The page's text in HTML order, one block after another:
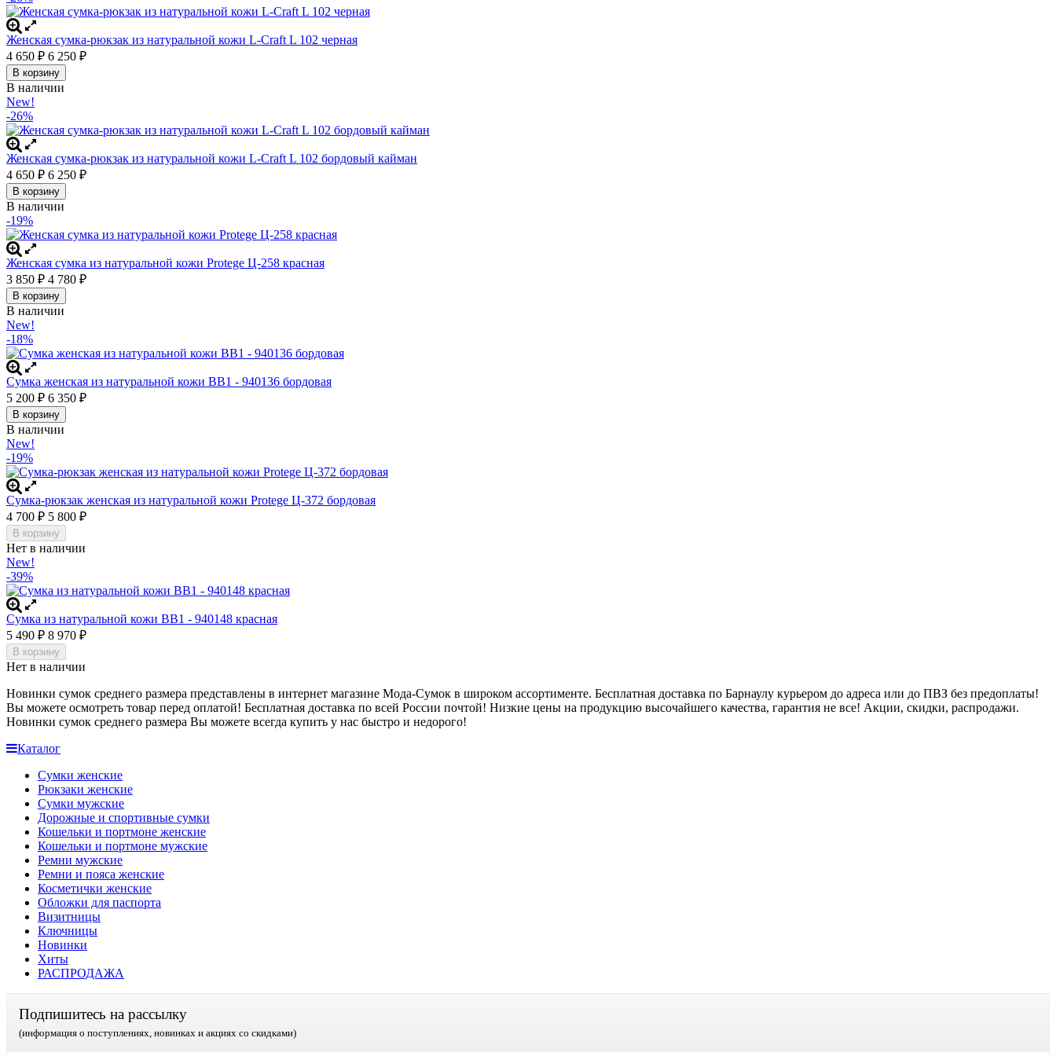
Женская сумка-рюкзак из натуральной кожи L-Craft L 102 черная
4 650 ₽ 6 250 ₽
В корзину
В наличии
New!
-26%
Женская сумка-рюкзак из натуральной кожи L-Craft L 102 бордовый кайман
4 650 ₽ 6 250 ₽
В корзину
В наличии
-19%
Женская сумка из натуральной кожи Protege Ц-258 красная
3 850 ₽ 4 780 ₽
В корзину
В наличии
New!
-18%
Сумка женская из натуральной кожи BB1 - 940136 бордовая
5 200 ₽ 6 350 ₽
В корзину
В наличии
New!
-19%
Сумка-рюкзак женская из натуральной кожи Protege Ц-372 бордовая
4 700 ₽ 5 800 ₽
В корзину
Нет в наличии
New!
-39%
Сумка из натуральной кожи BB1 - 940148 красная
5 490 ₽ 8 970 ₽
В корзину
Нет в наличии
Новинки сумок среднего размера представлены в интернет магазине Мода-Сумок в широком ассортименте. Бесплатная доставка по Барнаулу курьером до адреса или до ПВЗ без предоплаты!
Вы можете осмотреть товар перед оплатой! Бесплатная доставка по всей России почтой! Низкие цены на продукцию высочайшего качества, гарантия не все! Акции, скидки, распродажи.
Новинки сумок среднего размера Вы можете всегда купить у нас быстро и недорого!
Каталог
Сумки женские
Рюкзаки женские
Сумки мужские
Дорожные и спортивные сумки
Кошельки и портмоне женские
Кошельки и портмоне мужские
Ремни мужские
Ремни и пояса женские
Косметички женские
Обложки для паспорта
Визитницы
Ключницы
Новинки
Хиты
РАСПРОДАЖА
Подпишитесь на рассылку
(информация о поступлениях, новинках и акциях со скидками)